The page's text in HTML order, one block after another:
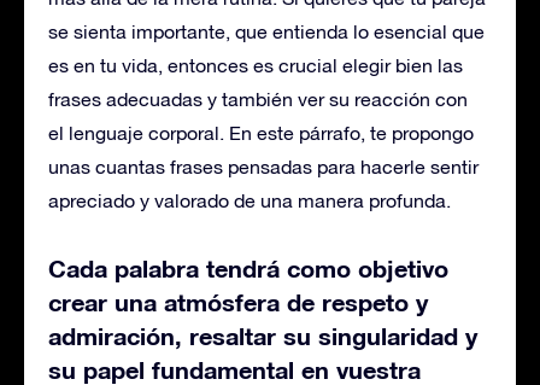
se sienta importante, que entienda lo esencial que
es en tu vida, entonces es crucial elegir bien las
frases adecuadas y también ver su reacción con
el lenguaje corporal. En este párrafo, te propongo
unas cuantas frases pensadas para hacerle sentir
apreciado y valorado de una manera profunda.
Cada palabra tendrá como objetivo
crear una atmósfera de respeto y
admiración, resaltar su singularidad y
su papel fundamental en vuestra